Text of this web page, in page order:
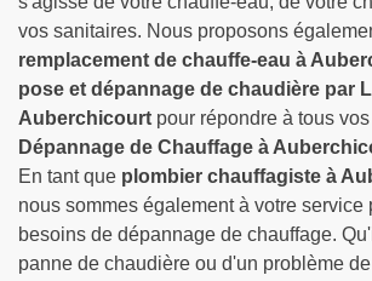
vos sanitaires. Nous proposons
remplacement de chauffe-eau à
pose et dépannage de chaudière par
Auberchicourt pour répondre à tous
Dépannage de Chauffage à
En tant que plombier chauffagiste à
nous sommes également à votre service
besoins de dépannage de chauffage.
panne de chaudière ou d'un problème